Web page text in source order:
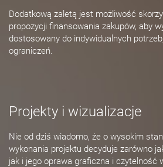
Dodatkową zaletą jest możliwość
propozycji finansowania zakupów, aby
dostosowany do indywidualnych
ograniczeń.
Projekty i wizualizacje
Nie od dziś wiadomo, że o wysokim
wykonania projektu decyduje zarówno
jak i jego oprawa graficzna i czytelność